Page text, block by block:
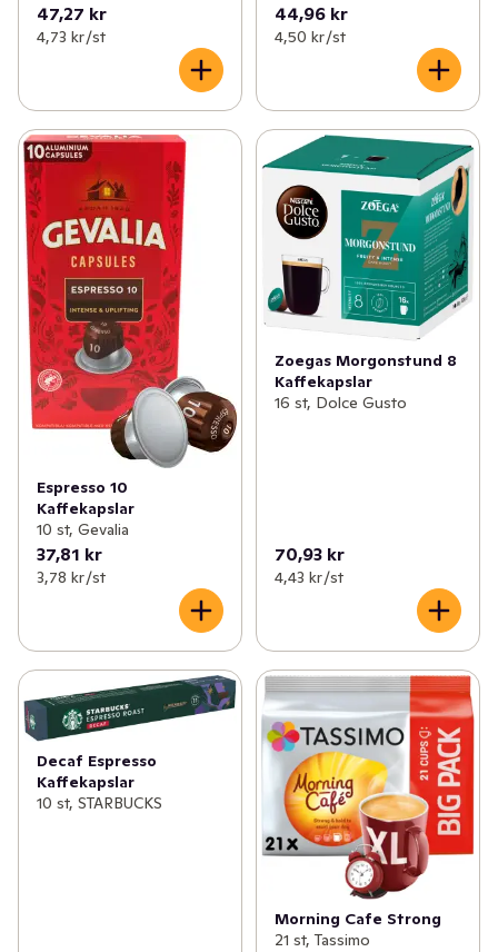
47,27 kr
4,73 kr /st
44,96 kr
4,50 kr /st
Espresso 10
Kaffekapslar
10 st, Gevalia
37,81 kr
3,78 kr /st
Zoegas Morgonstund 8
Kaffekapslar
16 st, Dolce Gusto
70,93 kr
4,43 kr /st
Decaf Espresso
Kaffekapslar
10 st, STARBUCKS
Morning Cafe Strong
21 st, Tassimo